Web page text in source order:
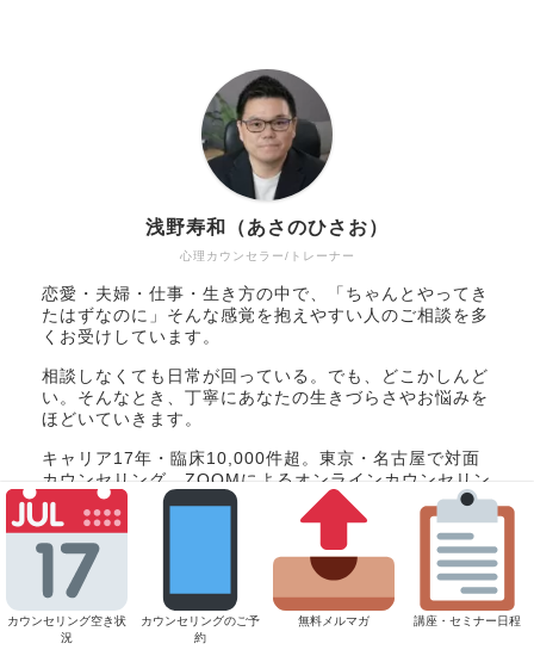
心理カウンセラー/トレーナー
浅野寿和（あさのひさお）
恋愛・夫婦・仕事・生き方の中で、「ちゃんとやってき
たはずなのに」そんな感覚を抱えやすい人のご相談を多
くお受けしています。
相談しなくても日常が回っている。でも、どこかしんど
い。そんなとき、丁寧にあなたの生きづらさやお悩みを
ほどいていきます。
キャリア17年・臨床10,000件超。東京・名古屋で対面
カウンセリング。ZOOMによるオンラインカウンセリン
グ対応。リピーターさまが多いカウンセラー。
ちなみに口癖は「どんなことにも事情があるよね」。
プロフィール
＼ Follow me ／
カウンセリング空き状
況
カウンセリングのご予
約
無料メルマガ 講座・セミナー日程